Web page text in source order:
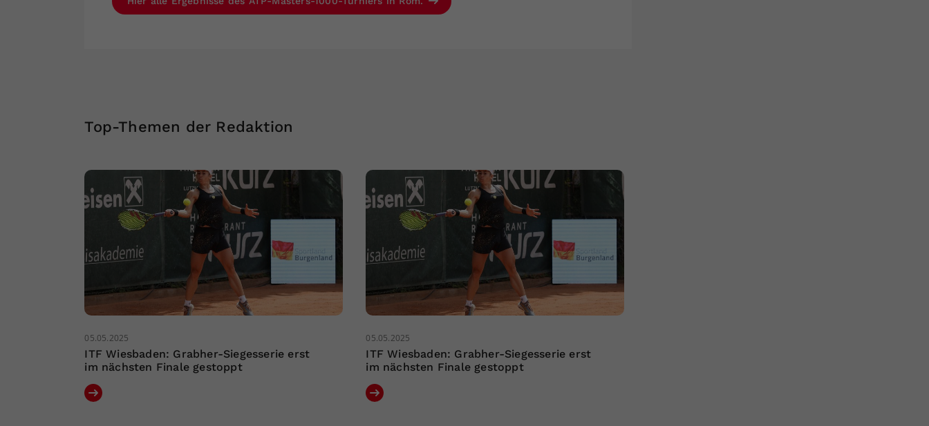
Top-Themen der Redaktion
05.05.2025
ITF Wiesbaden: Grabher-Siegesserie erst
im nächsten Finale gestoppt
05.05.2025
ITF Wiesbaden: Grabher-Siegesserie erst
im nächsten Finale gestoppt